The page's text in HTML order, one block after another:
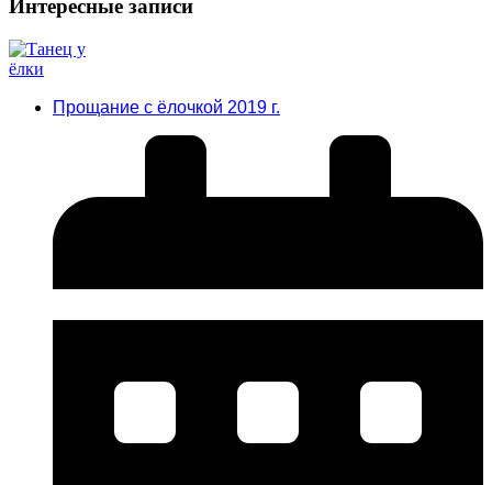
Интересные записи
Прощание с ёлочкой 2019 г.